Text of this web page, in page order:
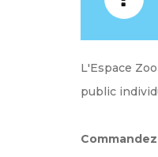
L'Espace
public